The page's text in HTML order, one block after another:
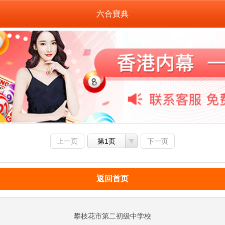
六合寶典
上一页 第1页 下一页
返回首页
攀枝花市第二初级中学校